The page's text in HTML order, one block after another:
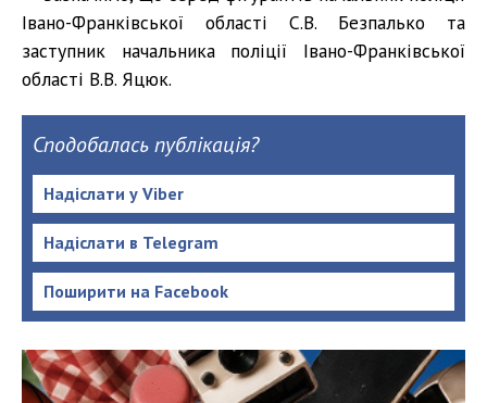
Івано-Франківської області С.В. Безпалько та
заступник начальника поліції Івано-Франківської
області В.В. Яцюк.
Сподобалась публікація?
Надіслати у Viber
Надіслати в Telegram
Поширити на Facebook